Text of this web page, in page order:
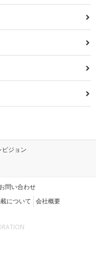
ビジョン
お問い合わせ
について 会社概要